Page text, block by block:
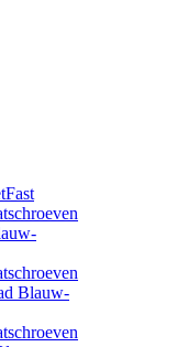
Blauw-